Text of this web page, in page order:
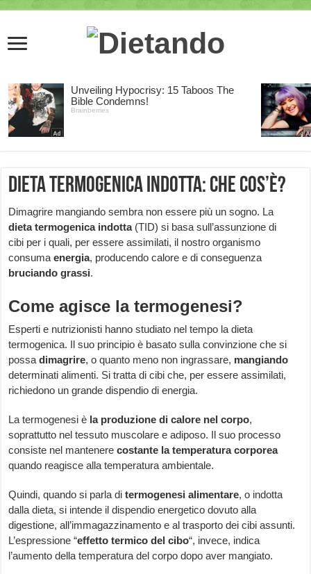
Dieta termogenica indotta: che cos’è?
Dimagrire mangiando sembra non essere più un sogno. La
dieta termogenica indotta(TID) si basa sull’assunzione di
cibi per i quali, per essere assimilati, il nostro organismo
consumaenergia, producendo calore e di conseguenza
bruciando grassi.
Come agisce la termogenesi?
Esperti e nutrizionisti hanno studiato nel tempo la dieta
termogenica. Il suo principio è basato sulla convinzione che si
possadimagrire, o quanto meno non ingrassare, mangiando
determinati alimenti. Si tratta di cibi che, per essere assimilati,
richiedono un grande dispendio di energia.
La termogenesi è la produzione di calore nel corpo,
soprattutto nel tessuto muscolare e adiposo. Il suo processo
consiste nel mantenerecostante la temperatura corporea
quando reagisce alla temperatura ambientale.
Quindi, quando si parla ditermogenesi alimentare, o indotta
dalla dieta, si intende il dispendio energetico dovuto alla
digestione, all’immagazzinamento e al trasporto dei cibi assunti.
L’espressione “effetto termico del cibo“, invece, indica
l’aumento della temperatura del corpo dopo aver mangiato.